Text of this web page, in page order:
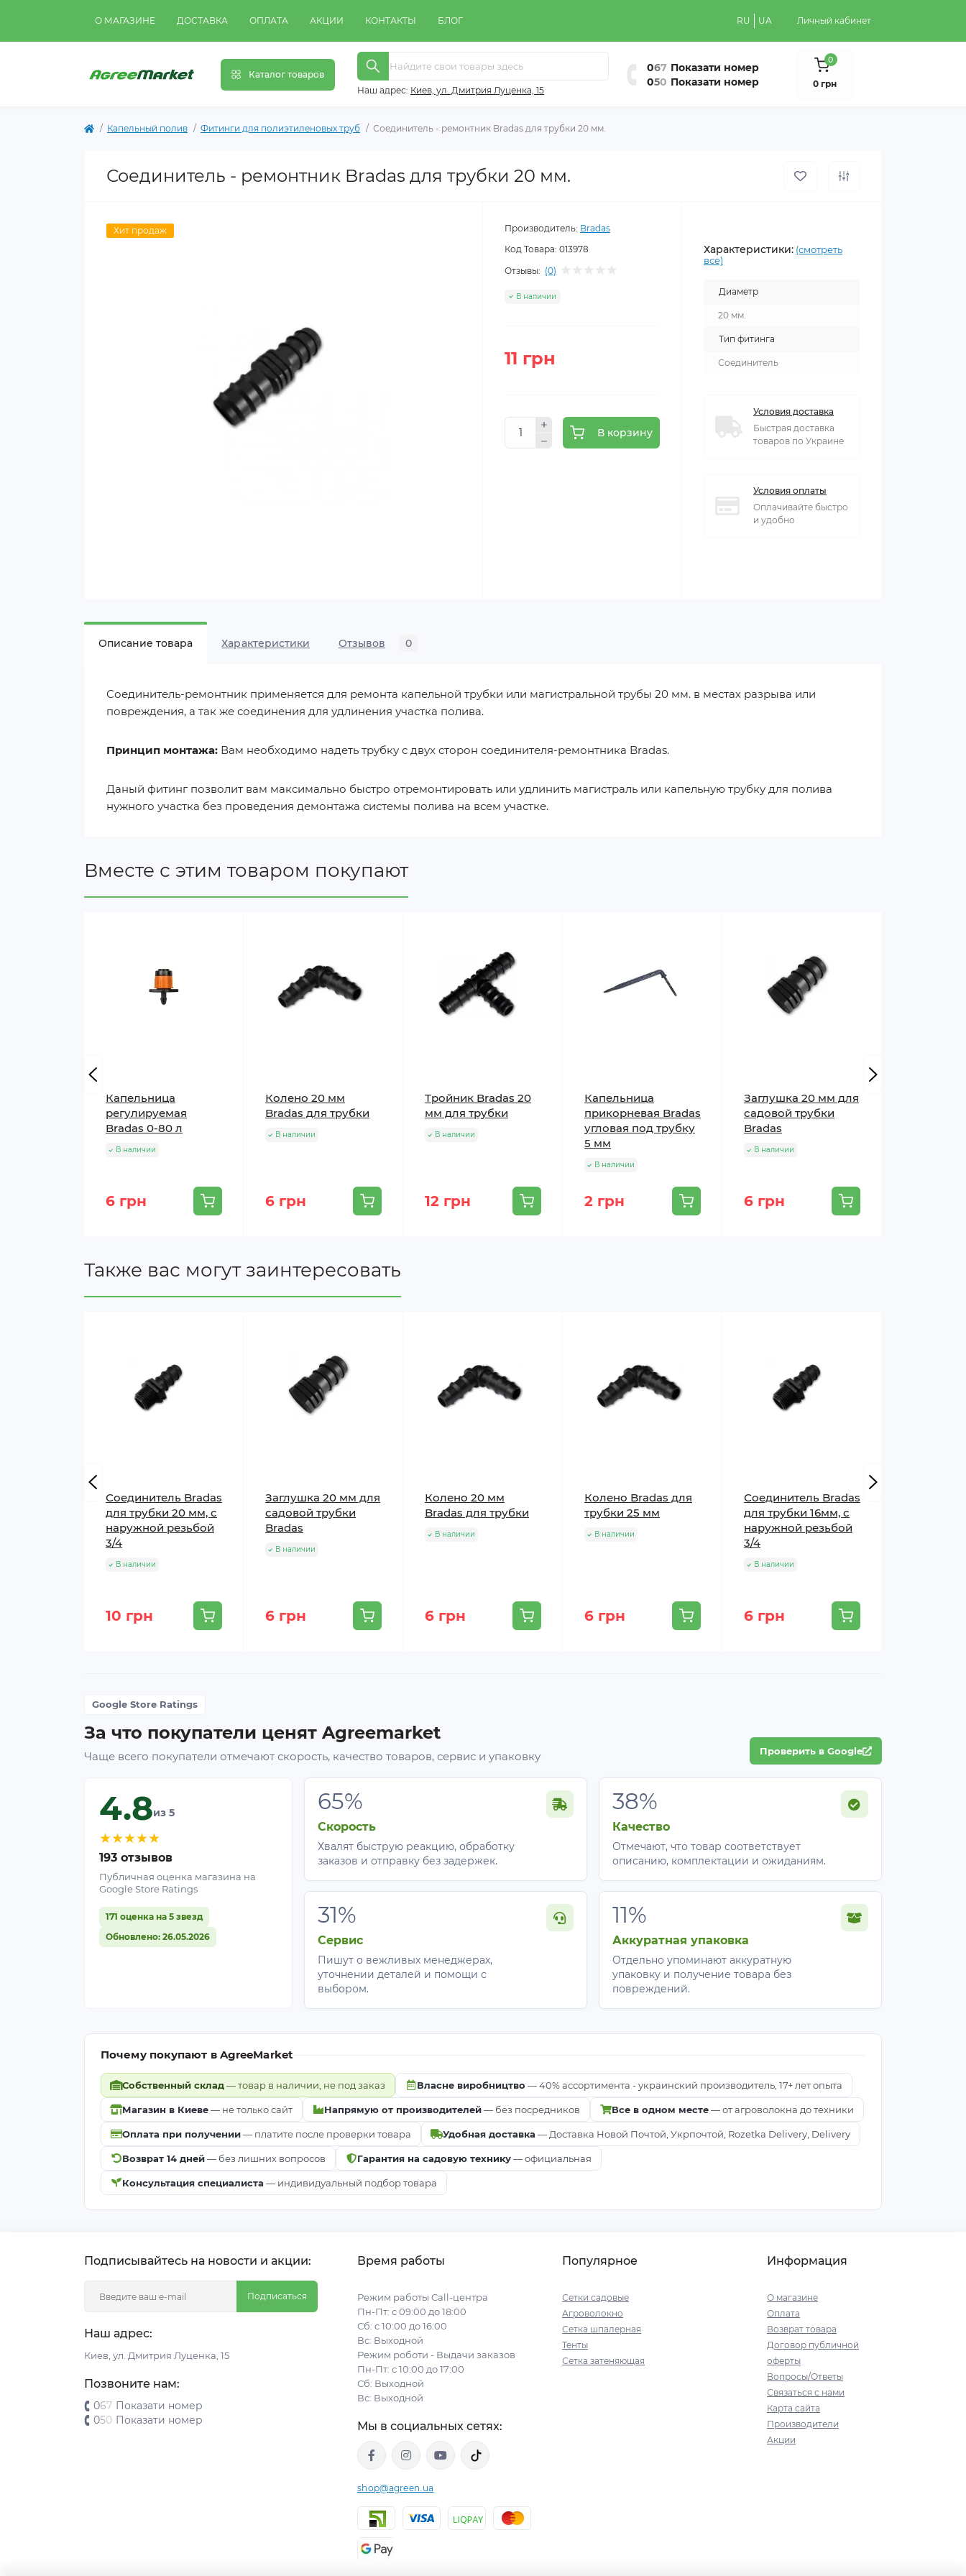
О МАГАЗИНЕ ДОСТАВКА ОПЛАТА АКЦИИ КОНТАКТЫ БЛОГ RU UA Личный кабинет
Каталог товаров
Наш адрес: Киeв, ул. Дмитрия Луценка, 15
067 Показати номер
050 Показати номер
0
0 грн
Капельный полив Фитинги для полиэтиленовых труб Соединитель - ремонтник Bradas для трубки 20 мм.
Соединитель - ремонтник Bradas для трубки 20 мм.
Хит продаж Производитель: Bradas
Код Товара: 013978
Отзывы: (0)
В наличии
11 грн
В корзину
Характеристики: (смотреть
все)
Диаметр
20 мм.
Тип фитинга
Соединитель
Условия доставка
Быстрая доставка
товаров по Украине
Условия оплаты
Оплачивайте быстро
и удобно
Описание товара Характеристики Отзывов 0
Соединитель-ремонтник применяется для ремонта капельной трубки или магистральной трубы 20 мм. в местах разрыва или
повреждения, а так же соединения для удлинения участка полива.
Принцип монтажа: Вам необходимо надеть трубку с двух сторон соединителя-ремонтника Bradas.
Даный фитинг позволит вам максимально быстро отремонтировать или удлинить магистраль или капельную трубку для полива
нужного участка без проведения демонтажа системы полива на всем участке.
Вместе с этим товаром покупают
Капельница
регулируемая
Bradas 0-80 л
В наличии
6 грн
Колено 20 мм
Bradas для трубки
В наличии
6 грн
Тройник Bradas 20
мм для трубки
В наличии
12 грн
Капельница
прикорневая Bradas
угловая под трубку
5 мм
В наличии
2 грн
Заглушка 20 мм для
садовой трубки
Bradas
В наличии
6 грн
Также вас могут заинтересовать
Соединитель Bradas
для трубки 20 мм, с
наружной резьбой
3/4
В наличии
10 грн
Заглушка 20 мм для
садовой трубки
Bradas
В наличии
6 грн
Колено 20 мм
Bradas для трубки
В наличии
6 грн
Колено Bradas для
трубки 25 мм
В наличии
6 грн
Соединитель Bradas
для трубки 16мм, с
наружной резьбой
3/4
В наличии
6 грн
Google Store Ratings
За что покупатели ценят Agreemarket
Чаще всего покупатели отмечают скорость, качество товаров, сервис и упаковку Проверить в Google
4.8из 5
★★★★★
193 отзывов
Публичная оценка магазина на
Google Store Ratings
171 оценка на 5 звезд
Обновлено: 26.05.2026
65%
Скорость
Хвалят быструю реакцию, обработку
заказов и отправку без задержек.
38%
Качество
Отмечают, что товар соответствует
описанию, комплектации и ожиданиям.
31%
Сервис
Пишут о вежливых менеджерах,
уточнении деталей и помощи с
выбором.
11%
Аккуратная упаковка
Отдельно упоминают аккуратную
упаковку и получение товара без
повреждений.
Почему покупают в AgreeMarket
Собственный склад— товар в наличии, не под заказ Власне виробництво — 40% ассортимента - украинский производитель, 17+ лет опыта
Магазин в Киеве— не только сайт Напрямую от производителей— без посредников Все в одном месте— от агроволокна до техники
Оплата при получении— платите после проверки товара Удобная доставка — Доставка Новой Почтой, Укрпочтой, Rozetka Delivery, Delivery
Возврат 14 дней— без лишних вопросов Гарантия на садовую технику— официальная
Консультация специалиста — индивидуальный подбор товара
Подписывайтесь на новости и акции:
Подписаться
Наш адрес:
Киeв, ул. Дмитрия Луценка, 15
Позвоните нам:
067 Показати номер
050 Показати номер
Время работы
Режим работы Call-центра
Пн-Пт: с 09:00 до 18:00
Сб: с 10:00 до 16:00
Вс: Выходной
Режим роботи - Выдачи заказов
Пн-Пт: с 10:00 до 17:00
Сб: Выходной
Вс: Выходной
Мы в социальных сетях:
shop@agreen.ua
Популярное
Сетки садовые
Агроволокно
Сетка шпалерная
Тенты
Сетка затеняющая
Информация
О магазине
Оплата
Возврат товара
Договор публичной
оферты
Вопросы/Ответы
Связаться с нами
Карта сайта
Производители
Акции